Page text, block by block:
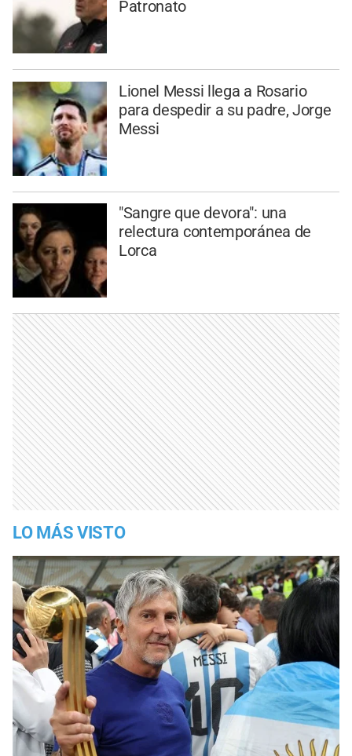
Patronato
Lionel Messi llega a Rosario
para despedir a su padre, Jorge
Messi
"Sangre que devora": una
relectura contemporánea de
Lorca
LO MÁS VISTO